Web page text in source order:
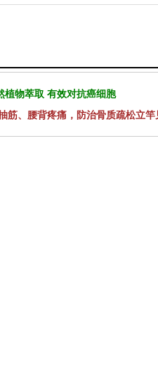
植物萃取 有效对抗癌细胞
筋、腰背疼痛，防治骨质疏松立竿